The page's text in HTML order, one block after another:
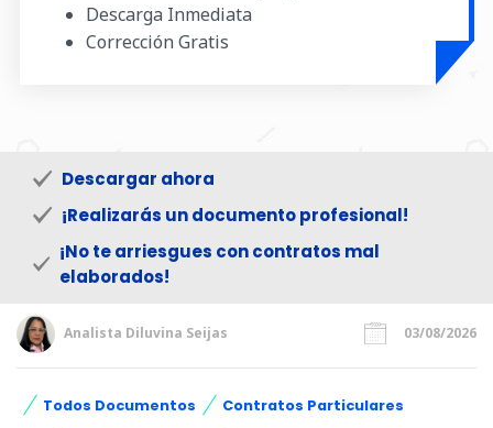
Descarga Inmediata
Corrección Gratis
Descargar ahora
¡Realizarás un documento profesional!
¡No te arriesgues con contratos mal
elaborados!
Analista Diluvina Seijas 03/08/2026
Todos Documentos Contratos Particulares